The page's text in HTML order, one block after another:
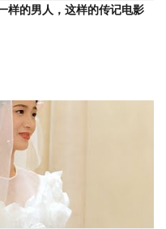
样的男人，这样的传记电影